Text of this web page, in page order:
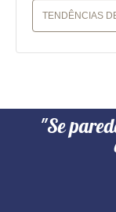
TENDÊNCIAS
"Se